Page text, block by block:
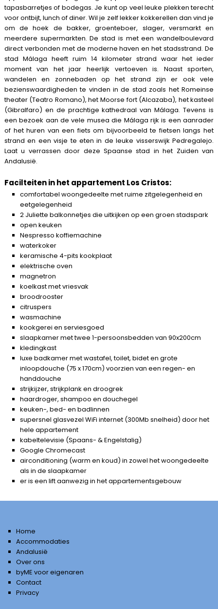
tapasbarretjes of bodegas. Je kunt op veel leuke plekken terecht
voor ontbijt, lunch of diner. Wil je zelf lekker kokkerellen dan vind je
om de hoek de bakker, groenteboer, slager, versmarkt en
meerdere supermarkten. De stad is met een wandelboulevard
direct verbonden met de moderne haven en het stadsstrand. De
stad Málaga heeft ruim 14 kilometer strand waar het ieder
moment van het jaar heerlijk vertoeven is. Naast sporten,
wandelen en zonnebaden op het strand zijn er ook vele
bezienswaardigheden te vinden in de stad zoals het Romeinse
theater (Teatro Romano), het Moorse fort (Alcazaba), het kasteel
(Gibralfaro) en de prachtige kathedraal van Málaga. Tevens is
een bezoek aan de vele musea die Málaga rijk is een aanrader
of het huren van een fiets om bijvoorbeeld te fietsen langs het
strand en een visje te eten in de leuke visserswijk Pedregalejo.
Laat u verrassen door deze Spaanse stad in het Zuiden van
Andalusië.
Facilteiten in het appartement Los Cristos:
comfortabel woongedeelte met ruime zitgelegenheid en
eetgelegenheid
2 Juliette balkonnetjes die uitkijken op een groen stadspark
open keuken
Nespresso koffiemachine
waterkoker
keramische 4-pits kookplaat
elektrische oven
magnetron
koelkast met vriesvak
broodrooster
citruspers
wasmachine
kookgerei en serviesgoed
slaapkamer met twee 1-persoonsbedden van 90x200cm
kledingkast
luxe badkamer met wastafel, toilet, bidet en grote
inloopdouche (75 x 170cm) voorzien van een regen- en
handdouche
strijkijzer, strijkplank en droogrek
haardroger, shampoo en douchegel
keuken-, bed- en badlinnen
supersnel glasvezel WiFi internet (300Mb snelheid) door het
hele appartement
kabeltelevisie (Spaans- & Engelstalig)
Google Chromecast
airconditioning (warm en koud) in zowel het woongedeelte
als in de slaapkamer
er is een lift aanwezig in het appartementsgebouw
Home
Accommodaties
Andalusië
Over ons
byME voor eigenaren
Contact
Privacy